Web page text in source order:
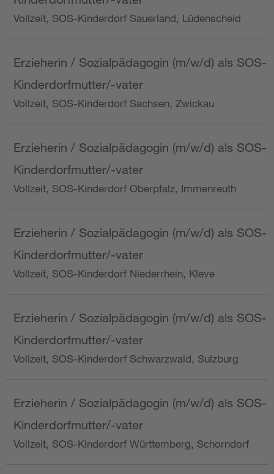
Vollzeit, SOS-Kinderdorf Sauerland, Lüdenscheid
Erzieherin / Sozialpädagogin (m/w/d) als SOS-
Kinderdorfmutter/-vater
Vollzeit, SOS-Kinderdorf Sachsen, Zwickau
Erzieherin / Sozialpädagogin (m/w/d) als SOS-
Kinderdorfmutter/-vater
Vollzeit, SOS-Kinderdorf Oberpfalz, Immenreuth
Erzieherin / Sozialpädagogin (m/w/d) als SOS-
Kinderdorfmutter/-vater
Vollzeit, SOS-Kinderdorf Niederrhein, Kleve
Erzieherin / Sozialpädagogin (m/w/d) als SOS-
Kinderdorfmutter/-vater
Vollzeit, SOS-Kinderdorf Schwarzwald, Sulzburg
Erzieherin / Sozialpädagogin (m/w/d) als SOS-
Kinderdorfmutter/-vater
Vollzeit, SOS-Kinderdorf Württemberg, Schorndorf